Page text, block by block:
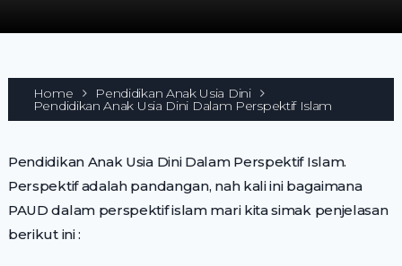
Home Pendidikan Anak Usia Dini
Pendidikan Anak Usia Dini Dalam Perspektif Islam
Pendidikan Anak Usia Dini Dalam Perspektif Islam.
Perspektif adalah pandangan, nah kali ini bagaimana
PAUD dalam perspektif islam mari kita simak penjelasan
berikut ini :